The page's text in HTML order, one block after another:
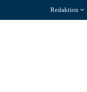
Redaktion